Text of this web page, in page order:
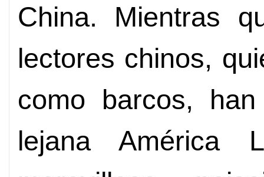
China. Mientras
lectores chinos,
como barcos,
lejana América